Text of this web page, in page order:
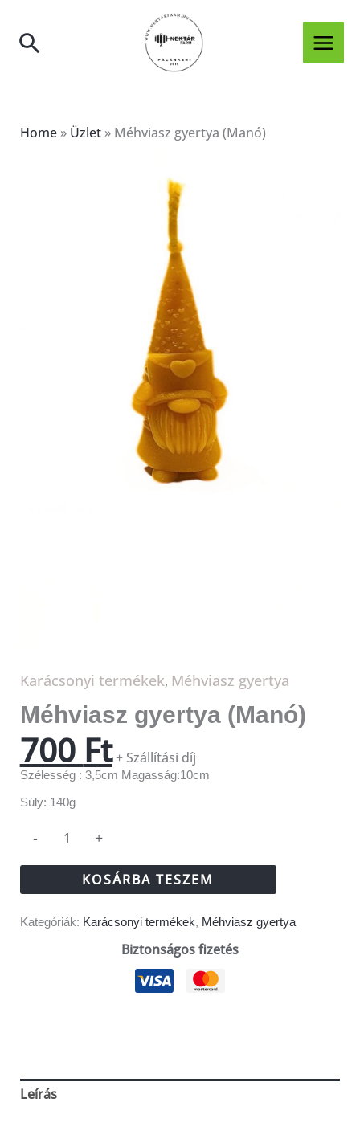
contentSearch
Home» Üzlet» Méhviasz gyertya (Manó)
Karácsonyi termékek, Méhviasz gyertya
Méhviasz gyertya (Manó)
700 Ft+ Szállítási díj
Szélesség : 3,5cm Magasság:10cm
Súly: 140g
- +
KOSÁRBA TESZEM
Kategóriák: Karácsonyi termékek, Méhviasz gyertya
Biztonságos fizetés
Leírás